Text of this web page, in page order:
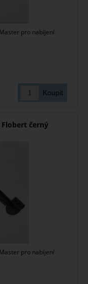
pro nabíjení
černý
pro nabíjení